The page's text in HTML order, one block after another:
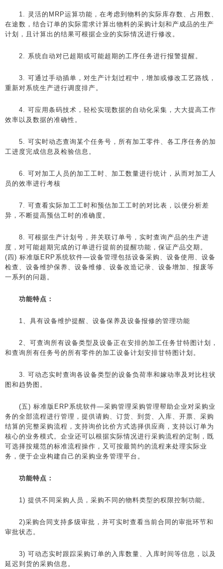
1. 灵活的MRP运算功能，在考虑到物料的实际库存数、占用数、
在途数，结合订单的实际需求计算出物料的采购计划和产成品的生产
计划，且计算出的结果可根据企业的实际情况进行修改。
2. 系统自动对已超期或可能超期的工序任务进行报警提醒。
3. 可通过手动插单，对生产计划过程中，增加或修改工艺路线，
重新对系统生产进行调度排产。
4. 可应用条码技术，轻松实现数据的自动化采集，大大提高工作
效率以及数据的准确性。
5. 可实时动态查询某个任务号，所有加工零件、各工序任务的加
工进度完成信息及检验信息。
6. 可对加工人员的加工工时、加工数量进行统计，从而对加工人
员的效率进行考核
7. 可查看实际加工工时和预估加工工时的对比表，以便分析差
异，不断提高预估工时的准确度。
8. 可根据生产计划号，并关联订单号，实时查询产品的生产进
度，对可能超期完成的订单进行提前的提醒功能，保证产品交期。
(四) 标准版ERP系统软件—设备管理包括设备采购、设备使用、设备
检查、设备维护保养、设备维修、设备改造记录、设备增加、报废等
一系列的问题。
功能特点：
1、具有设备维护提醒、设备保养及设备报修的管理功能
2、可查询所有设备类型及设备正在安排的加工任务甘特图计划，
和查询所有任务号的所有零件的加工设备计划安排甘特图计划。
3. 可动态实时查询各设备类型的设备负荷率和嫁动率及对比柱状
图和趋势图。
(五) 标准版ERP系统软件—采购管理采购管理帮助企业对采购业
务的全部流程进行管理，提供请购、订货、到货、入库、开票、采购
结算的完整采购流程，支持询价比价方式选择供应商，支持以订单为
核心的业务模式。企业还可以根据实际情况进行采购流程的定制，既
可选择按规范的标准流程操作，又可按最简约的流程来处理实际业
务，便于企业构建自己的采购业务管理平台。
功能特点：
1) 提供不同采购人员，采购不同的物料类型的权限控制功能。
2)采购合同支持多级审批，并可实时查看当前合同的审批环节和
审批状态。
3) 可动态实时跟踪采购订单的入库数量、入库时间等信息，以及
延迟到货的采购信息。